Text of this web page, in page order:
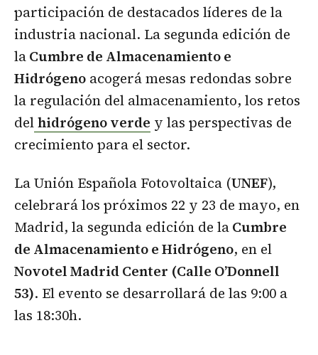
participación de destacados líderes de la
industria nacional. La segunda edición de
laCumbre de Almacenamiento e
Hidrógeno acogerá mesas redondas sobre
la regulación del almacenamiento, los retos
delhidrógeno verde y las perspectivas de
crecimiento para el sector.
La Unión Española Fotovoltaica (UNEF),
celebrará los próximos 22 y 23 de mayo, en
Madrid, la segunda edición de laCumbre
de Almacenamiento e Hidrógeno, en el
Novotel Madrid Center (Calle O’Donnell
53). El evento se desarrollará de las 9:00 a
las 18:30h.